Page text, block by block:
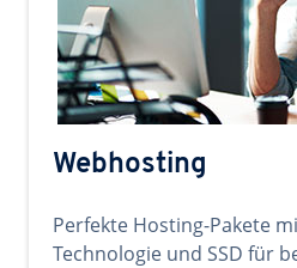
Webhosting
Perfekte Hosting-Pakete
Technologie und SSD für